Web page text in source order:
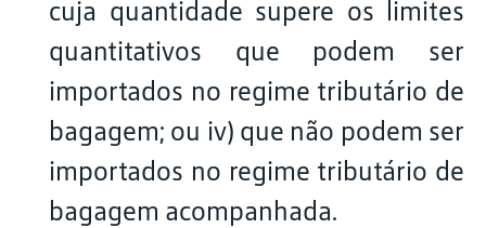
cuja quantidade supere os limites
quantitativos que podem ser
importados no regime tributário de
bagagem; ou iv) que não podem ser
importados no regime tributário de
bagagem acompanhada.